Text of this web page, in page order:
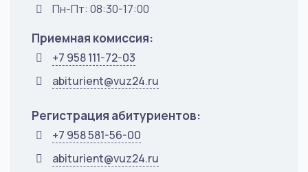
Пн-Пт: 08:30-17:00
Приемная комиссия:
+7 958 111-72-03
abiturient@vuz24.ru
Регистрация абитуриентов:
+7 958 581-56-00
abiturient@vuz24.ru